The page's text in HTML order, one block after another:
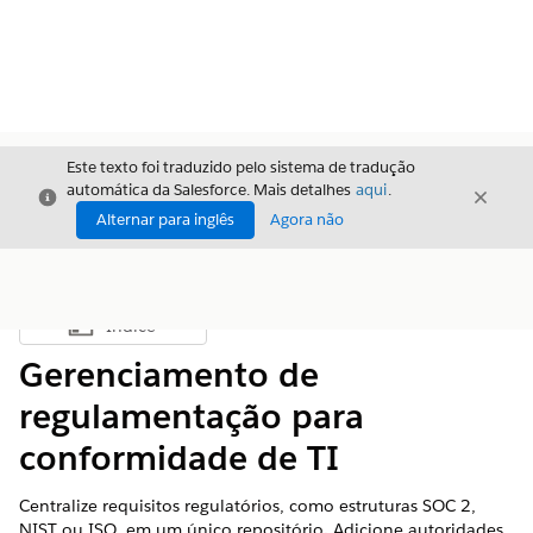
Fechar
Este texto foi traduzido pelo sistema de tradução
automática da Salesforce. Mais detalhes aqui.
Alternar para inglês
Agora não
Fechar
Mostrar índice
Índice
Gerenciamento de
regulamentação para
conformidade de TI
Centralize requisitos regulatórios, como estruturas SOC 2,